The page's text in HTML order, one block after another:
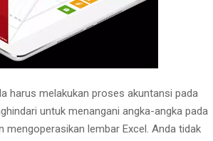
harus melakukan proses akuntansi pada
untuk menangani angka-angka pada
lembar Excel. Anda tidak